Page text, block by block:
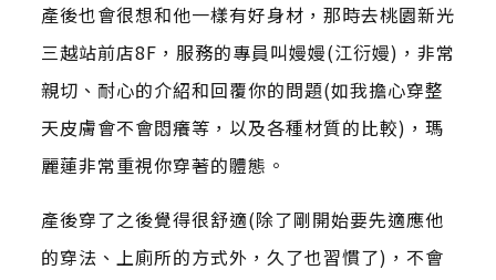
產後也會很想和他一樣有好身材，那時去桃園新光
三越站前店8F，服務的專員叫嫚嫚(江衍嫚)，非常
親切、耐心的介紹和回覆你的問題(如我擔心穿整
天皮膚會不會悶癢等，以及各種材質的比較)，瑪
麗蓮非常重視你穿著的體態。
產後穿了之後覺得很舒適(除了剛開始要先適應他
的穿法、上廁所的方式外，久了也習慣了)，不會